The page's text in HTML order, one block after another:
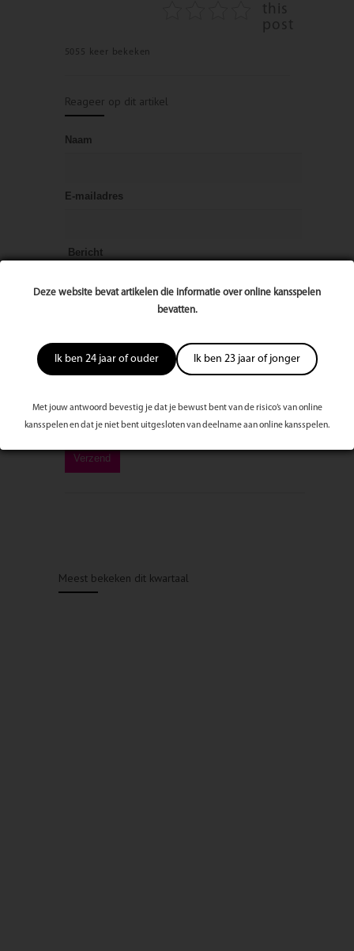
Deze website bevat artikelen die informatie over online kansspelen
bevatten.
Ik ben 24 jaar of ouder Ik ben 23 jaar of jonger
Met jouw antwoord bevestig je dat je bewust bent van de risico’s van online
kansspelen en dat je niet bent uitgesloten van deelname aan online kansspelen.
this
post
5055 keer bekeken
Reageer op dit artikel
Naam
E-mailadres
Bericht
Meest bekeken dit kwartaal